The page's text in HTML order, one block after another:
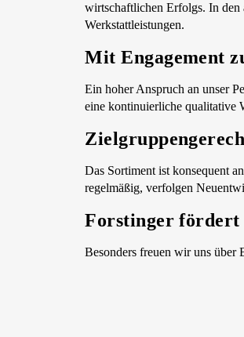
wirtschaftlichen Erfolgs. In den
Werkstattleistungen.
Mit Engagement
Ein hoher Anspruch an unser
eine kontinuierliche qualitative
Das Sortiment ist konsequent
regelmäßig, verfolgen
Forstinger fördert
Besonders freuen wir uns über